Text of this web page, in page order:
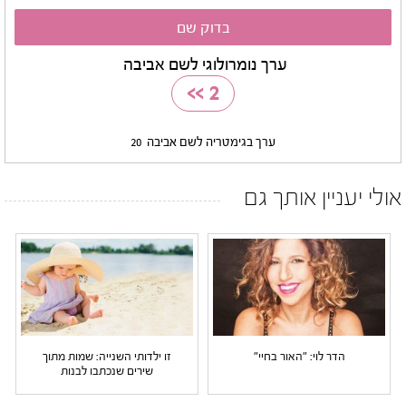
ערך נומרולוגי לשם אביבה
2
>>
ערך בגימטריה לשם אביבה 20
אולי יעניין אותך גם
הדר לוי: "האור בחיי"
זו ילדותי השנייה: שמות מתוך
שירים שנכתבו לבנות